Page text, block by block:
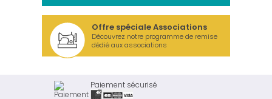
Offre spéciale Associations
Découvrez notre programme de remise
dédié aux associations
Paiement sécurisé